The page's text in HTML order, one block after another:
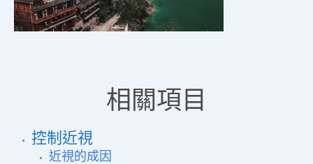
相關項目
控制近視
近視的成因